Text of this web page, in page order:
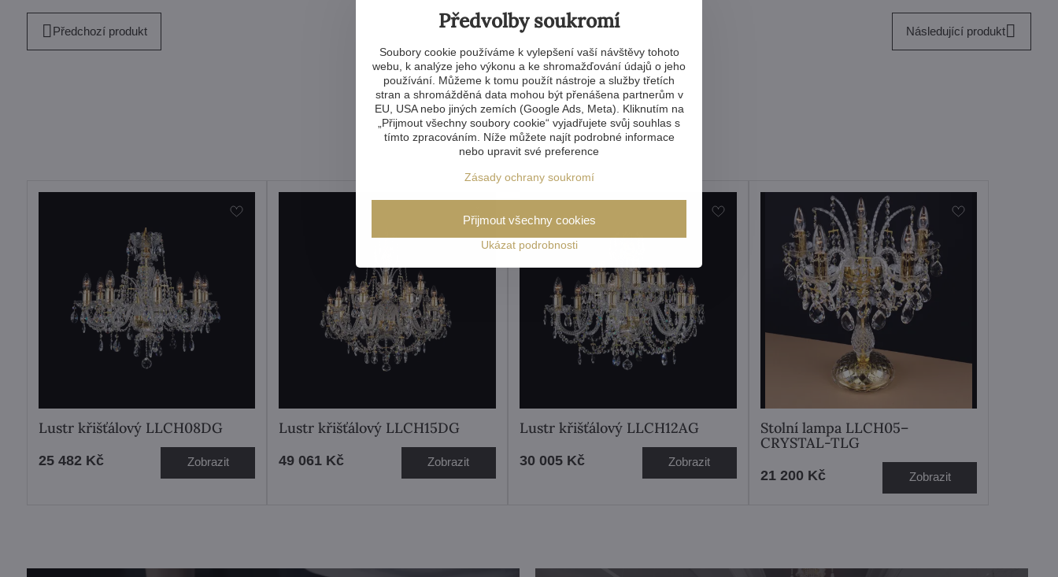
Předchozí produkt Následující produkt
Další produkty z kolekce
Lustr křišťálový LLCH08DG
25 482 Kč Zobrazit
Lustr křišťálový LLCH15DG
49 061 Kč Zobrazit
Lustr křišťálový LLCH12AG
30 005 Kč Zobrazit
Stolní lampa LLCH05–
CRYSTAL-TLG
21 200 Kč Zobrazit
Předvolby soukromí
Soubory cookie používáme k vylepšení vaší návštěvy tohoto
webu, k analýze jeho výkonu a ke shromažďování údajů o jeho
používání. Můžeme k tomu použít nástroje a služby třetích
stran a shromážděná data mohou být přenášena partnerům v
EU, USA nebo jiných zemích (Google Ads, Meta). Kliknutím na
„Přijmout všechny soubory cookie“ vyjadřujete svůj souhlas s
tímto zpracováním. Níže můžete najít podrobné informace
nebo upravit své preference
Zásady ochrany soukromí
Ukázat podrobnosti
Přijmout všechny cookies